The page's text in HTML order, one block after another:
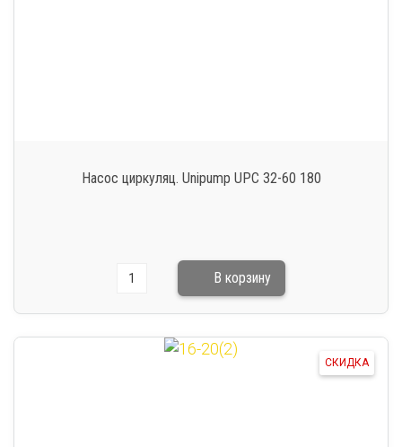
Насос циркуляц. Unipump UPC 32-60 180
СКИДКА